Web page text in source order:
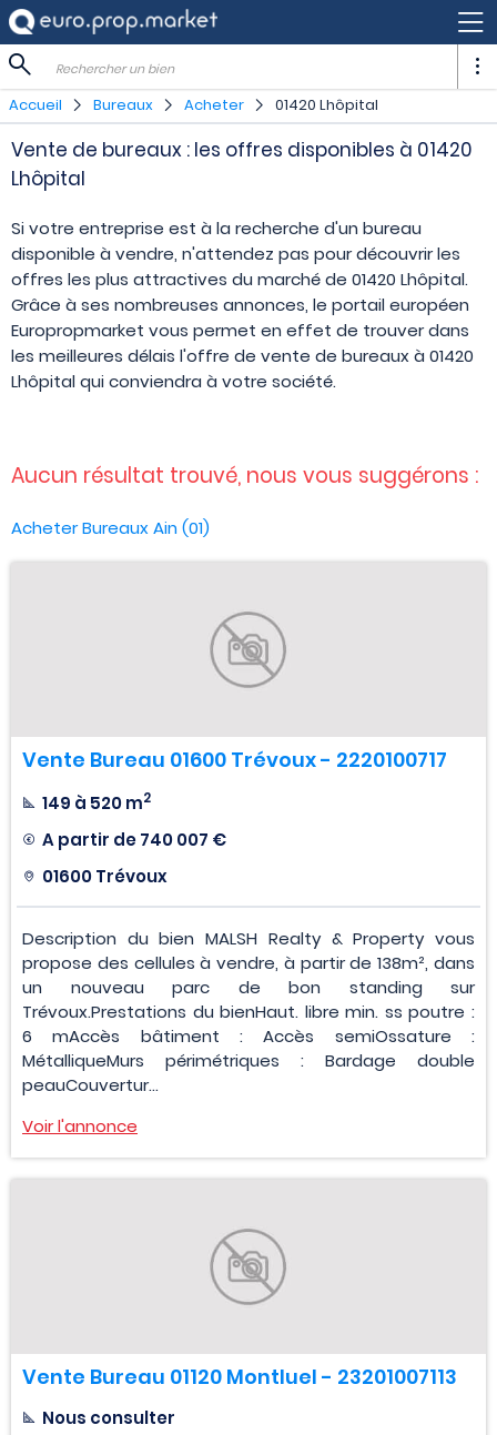
Rechercher un bien
Accueil Bureaux Acheter 01420 Lhôpital
Vente de bureaux : les offres disponibles à 01420
Lhôpital
Si votre entreprise est à la recherche d'un bureau
disponible à vendre, n'attendez pas pour découvrir les
offres les plus attractives du marché de 01420 Lhôpital.
Grâce à ses nombreuses annonces, le portail européen
Europropmarket vous permet en effet de trouver dans
les meilleures délais l'offre de vente de bureaux à 01420
Lhôpital qui conviendra à votre société.
Aucun résultat trouvé, nous vous suggérons :
Acheter Bureaux Ain (01)
Vente Bureau 01600 Trévoux - 2220100717
149 à 520 m2
A partir de740 007 €
01600 Trévoux
Description du bien MALSH Realty & Property vous
propose des cellules à vendre, à partir de 138m², dans
un nouveau parc de bon standing sur
Trévoux.Prestations du bienHaut. libre min. ss poutre :
6 mAccès bâtiment : Accès semiOssature :
MétalliqueMurs périmétriques : Bardage double
peauCouvertur...
Voir l'annonce
Vente Bureau 01120 Montluel - 23201007113
Nous consulter